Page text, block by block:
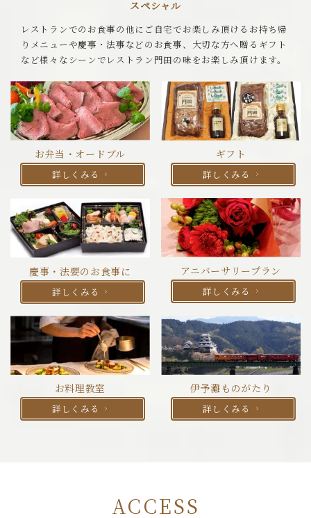
スペシャル
レストランでのお食事の他にご自宅でお楽しみ頂けるお持ち帰
りメニューや慶事・法事などのお食事、大切な方へ贈るギフト
など様々なシーンでレストラン門田の味をお楽しみ頂けます。
お弁当・オードブル
詳しくみる
ギフト
詳しくみる
慶事・法要のお食事に
詳しくみる
アニバーサリープラン
詳しくみる
お料理教室
詳しくみる
伊予灘ものがたり
詳しくみる
ACCESS